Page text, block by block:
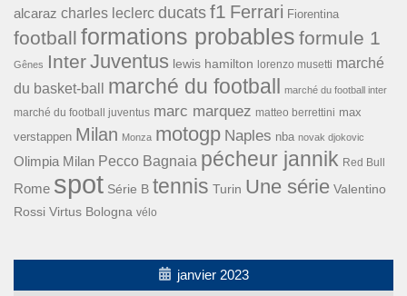
alcaraz charles leclerc ducats f1 Ferrari Fiorentina
football formations probables formule 1
Gênes InterJuventus lewis hamilton lorenzo musetti marché
du basket-ball
marché du football marché du football inter
marché du football juventus marc marquez matteo berrettini max
verstappen Milan Monza motogp Naples nba novak djokovic
Olimpia Milan Pecco Bagnaia pécheur jannik Red Bull
Rome spot Série B tennis Turin Une série Valentino
Rossi Virtus Bologna vélo
janvier 2023